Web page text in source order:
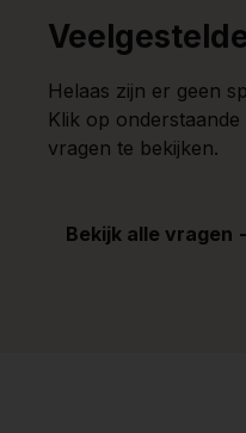
Helaas zijn er geen
Klik op
vragen te bekijken.
Bekijk alle vragen